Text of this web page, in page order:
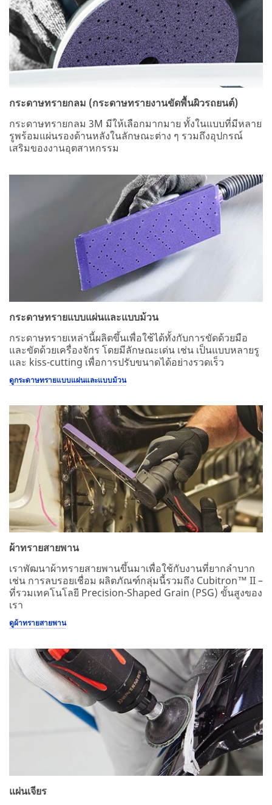
กระดาษทรายกลม (กระดาษทรายงานขัดพื้นผิวรถยนต์)
กระดาษทรายกลม 3M มีให้เลือกมากมาย ทั้งในแบบที่มีหลาย
รูพร้อมแผ่นรองด้านหลังในลักษณะต่าง ๆ รวมถึงอุปกรณ์
เสริมของงานอุตสาหกรรม
กระดาษทรายแบบแผ่นและแบบม้วน
กระดาษทรายเหล่านี้ผลิตขึ้นเพื่อใช้ได้ทั้งกับการขัดด้วยมือ
และขัดด้วยเครื่องจักร โดยมีลักษณะเด่น เช่น เป็นแบบหลายรู
และ kiss-cutting เพื่อการปรับขนาดได้อย่างรวดเร็ว
ดูกระดาษทรายแบบแผ่นและแบบม้วน
ผ้าทรายสายพาน
เราพัฒนาผ้าทรายสายพานขึ้นมาเพื่อใช้กับงานที่ยากลำบาก
เช่น การลบรอยเชื่อม ผลิตภัณฑ์กลุ่มนี้รวมถึง Cubitron™ II –
ที่รวมเทคโนโลยี Precision-Shaped Grain (PSG) ขั้นสูงของ
เรา
ดูผ้าทรายสายพาน
แผ่นเจียร